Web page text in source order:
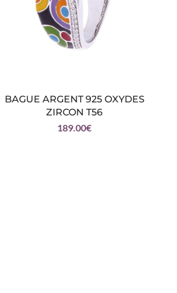
BAGUE ARGENT 925 OXYDES
ZIRCON T56
189.00€